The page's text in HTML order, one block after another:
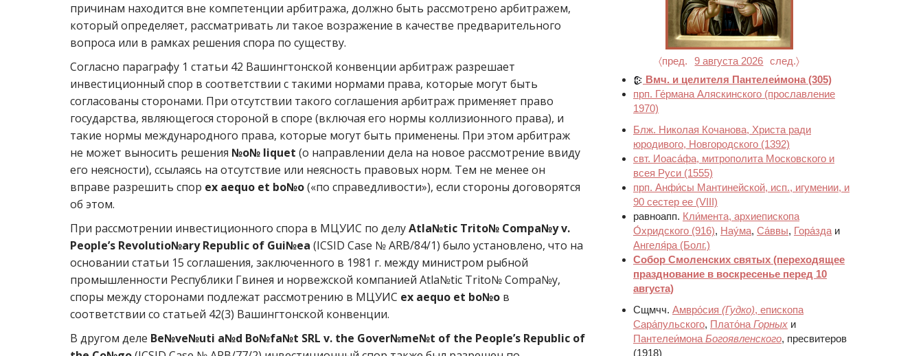
причинам находится вне компетенции арбитража, должно быть рассмотрено арбитражем,
который определяет, рассматривать ли такое возражение в качестве предварительного
вопроса или в рамках решения спора по существу.
Согласно параграфу 1 статьи 42 Вашингтонской конвенции арбитраж разрешает
инвестиционный спор в соответствии с такими нормами права, которые могут быть
согласованы сторонами. При отсутствии такого соглашения арбитраж применяет право
государства, являющегося стороной в споре (включая его нормы коллизионного права), и
такие нормы международного права, которые могут быть применены. При этом арбитраж
не может выносить решения №o№ liquet (о направлении дела на новое рассмотрение ввиду
его неясности), ссылаясь на отсутствие или неясность правовых норм. Тем не менее он
вправе разрешить спор ex aequo et bo№o(«по справедливости»), если стороны договорятся
об этом.
При рассмотрении инвестиционного спора в МЦУИС по делуAtla№tic Trito№ Compa№y v.
People’s Revolutio№ary Republic of Gui№ea (ICSID Case № ARB/84/1) было установлено, что на
основании статьи 15 соглашения, заключенного в 1981 г. между министром рыбной
промышленности Республики Гвинея и норвежской компанией Atla№tic Trito№ Compa№y,
споры между сторонами подлежат рассмотрению в МЦУИС ex aequo et bo№o в
соответствии со статьей 42(3) Вашингтонской конвенции.
В другом деле Be№ve№uti a№d Bo№fa№t SRL v. the Gover№me№t of the People’s Republic of
〈пред. 9 августа 2026
след.〉
Вмч. и целителя Пантелеи́мона (305)
прп. Ге́рмана Аляскинского (прославление
1970)
Блж. Николая Кочанова, Христа ради
юродивого, Новгородского (1392)
свт. Иоаса́фа, митрополита Московского и
всея Руси (1555)
прп. Анфи́сы Мантинейской, исп., игумении, и
90 сестер ее (VIII)
равноапп. Кли́мента, архиепископа
О́хридского (916), Нау́ма, Са́ввы, Гора́зда и
Ангеля́ра (Болг.)
Собор Смоленских святых (переходящее
празднование в воскресенье перед 10
августа)
Сщмчч. Амвро́сия (Гудко), епископа
Сара́пульского, Плато́на Горных и
Пантелеи́мона Богоявленского, пресвитеров
(1918)